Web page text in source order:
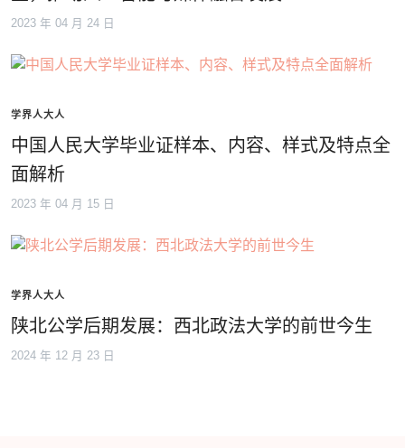
2023 年 04 月 24 日
学界人大人
中国人民大学毕业证样本、内容、样式及特点全
面解析
2023 年 04 月 15 日
学界人大人
陕北公学后期发展：西北政法大学的前世今生
2024 年 12 月 23 日